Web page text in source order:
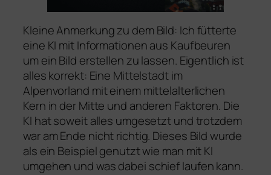
Kleine Anmerkung zu dem Bild: Ich fütterte
eine KI mit Informationen aus Kaufbeuren
um ein Bild erstellen zu lassen. Eigentlich ist
alles korrekt: Eine Mittelstadt im
Alpenvorland mit einem mittelalterlichen
Kern in der Mitte und anderen Faktoren. Die
KI hat soweit alles umgesetzt und trotzdem
war am Ende nicht richtig. Dieses Bild wurde
als ein Beispiel genutzt wie man mit KI
umgehen und was dabei schief laufen kann.